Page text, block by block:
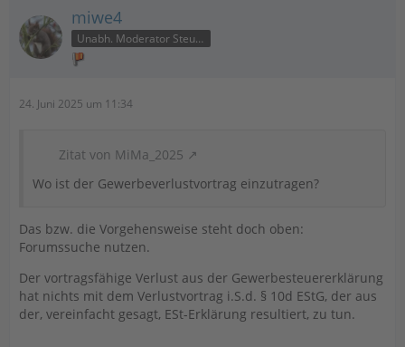
miwe4
Unabh. Moderator Steuer
24. Juni 2025 um 11:34
Zitat von MiMa_2025
Wo ist der Gewerbeverlustvortrag einzutragen?
Das bzw. die Vorgehensweise steht doch oben:
Forumssuche nutzen.
Der vortragsfähige Verlust aus der Gewerbesteuererklärung
hat nichts mit dem Verlustvortrag i.S.d. § 10d EStG, der aus
der, vereinfacht gesagt, ESt-Erklärung resultiert, zu tun.